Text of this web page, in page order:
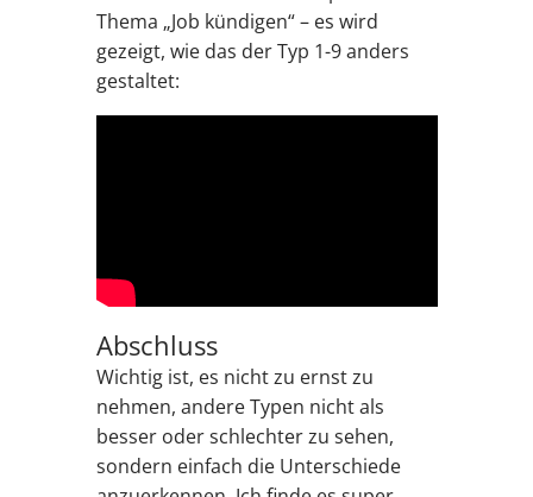
Thema „Job kündigen“ – es wird
gezeigt, wie das der Typ 1-9 anders
gestaltet:
Abschluss
Wichtig ist, es nicht zu ernst zu
nehmen, andere Typen nicht als
besser oder schlechter zu sehen,
sondern einfach die Unterschiede